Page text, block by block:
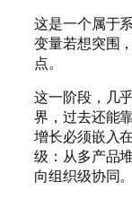
这是一个属于
变量若想突围
点。
这一阶段，几
界，过去还能
增长必须嵌入
级：从多产品
向组织级协同。